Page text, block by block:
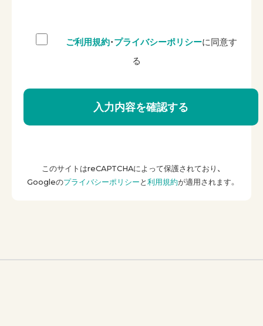
ご利用規約・プライバシーポリシーに同意す
る
このサイトはreCAPTCHAによって保護されており、
Googleのプライバシーポリシー と 利用規約が適用されます。